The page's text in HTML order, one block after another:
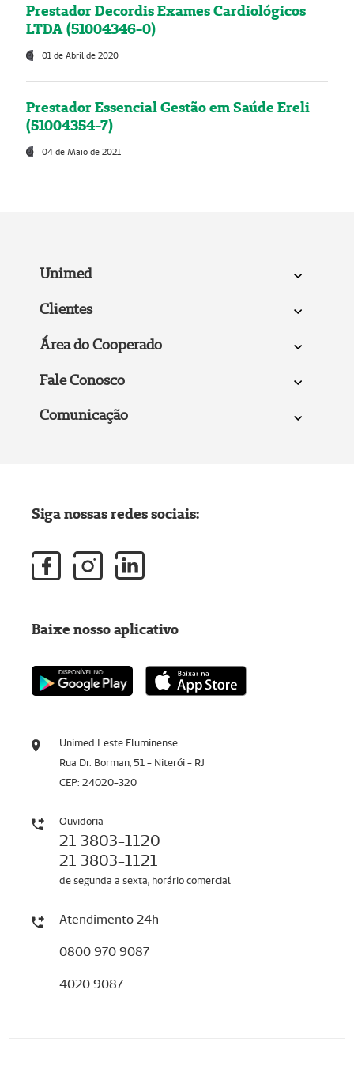
Prestador Decordis Exames Cardiológicos
LTDA (51004346-0)
01 de Abril de 2020
Prestador Essencial Gestão em Saúde Ereli
(51004354-7)
04 de Maio de 2021
Unimed
Clientes
Área do Cooperado
Fale Conosco
Comunicação
Unimed Leste Fluminense
Rua Dr. Borman, 51 - Niterói - RJ
CEP: 24020-320
Ouvidoria
21 3803-1120
21 3803-1121
de segunda a sexta, horário comercial
Atendimento 24h
0800 970 9087
4020 9087
Siga nossas redes sociais:
Baixe nosso aplicativo